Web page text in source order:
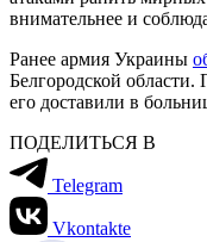
внимательнее и
Ранее армия Украины
Белгородской
его доставили в
ПОДЕЛИТЬСЯ В
Telegram
Vkontakte